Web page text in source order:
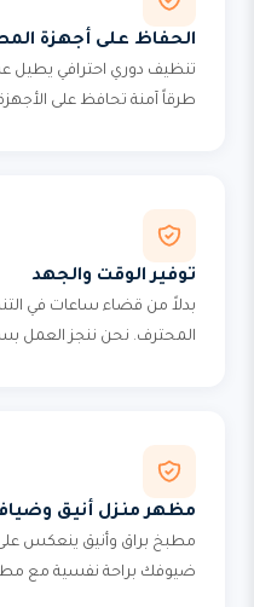
الحفاظ على أجهزة
تنظيف دوري احترافي يطيل
طرقاً آمنة تحافظ على
توفير الوقت والجهد
بدلاً من قضاء ساعات في
المحترف. نحن ننجز العمل
مظهر منزل أنيق
مطبخ براق وأنيق ينعكس
ضيوفك براحة نفسية مع